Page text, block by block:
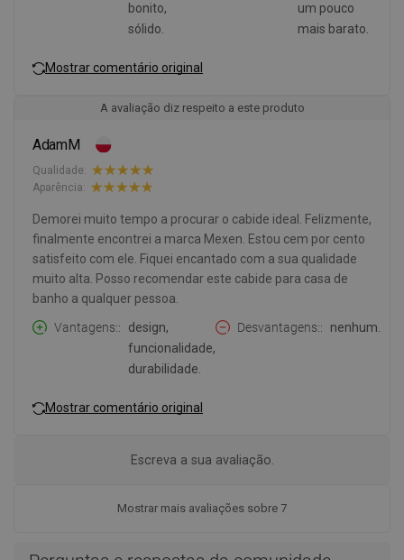
bonito,
sólido.
um pouco
mais barato.
Mostrar comentário original
A avaliação diz respeito a este produto
AdamM
Qualidade:
Aparência:
Demorei muito tempo a procurar o cabide ideal. Felizmente,
finalmente encontrei a marca Mexen. Estou cem por cento
satisfeito com ele. Fiquei encantado com a sua qualidade
muito alta. Posso recomendar este cabide para casa de
banho a qualquer pessoa.
Vantagens:
design,
funcionalidade,
durabilidade.
Desvantagens: nenhum.
Mostrar comentário original
Mostrar mais avaliações sobre 7
Escreva a sua avaliação.